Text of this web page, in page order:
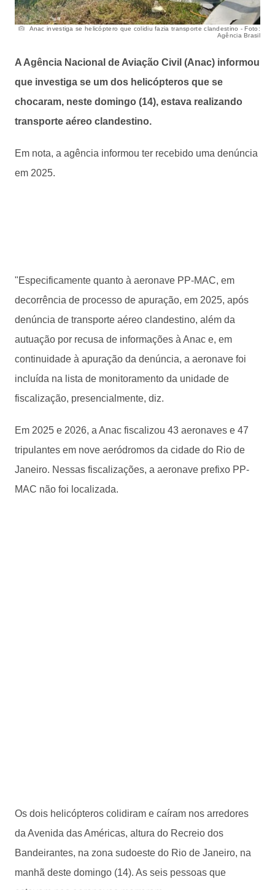
Anac investiga se helicóptero que colidiu fazia transporte clandestino - Foto:
Agência Brasil
A Agência Nacional de Aviação Civil (Anac) informou
que investiga se um dos helicópteros que se
chocaram, neste domingo (14), estava realizando
transporte aéreo clandestino.
Em nota, a agência informou ter recebido uma denúncia
em 2025.
"Especificamente quanto à aeronave PP-MAC, em
decorrência de processo de apuração, em 2025, após
denúncia de transporte aéreo clandestino, além da
autuação por recusa de informações à Anac e, em
continuidade à apuração da denúncia, a aeronave foi
incluída na lista de monitoramento da unidade de
fiscalização, presencialmente, diz.
Em 2025 e 2026, a Anac fiscalizou 43 aeronaves e 47
tripulantes em nove aeródromos da cidade do Rio de
Janeiro. Nessas fiscalizações, a aeronave prefixo PP-
MAC não foi localizada.
Os dois helicópteros colidiram e caíram nos arredores
da Avenida das Américas, altura do Recreio dos
Bandeirantes, na zona sudoeste do Rio de Janeiro, na
manhã deste domingo (14). As seis pessoas que